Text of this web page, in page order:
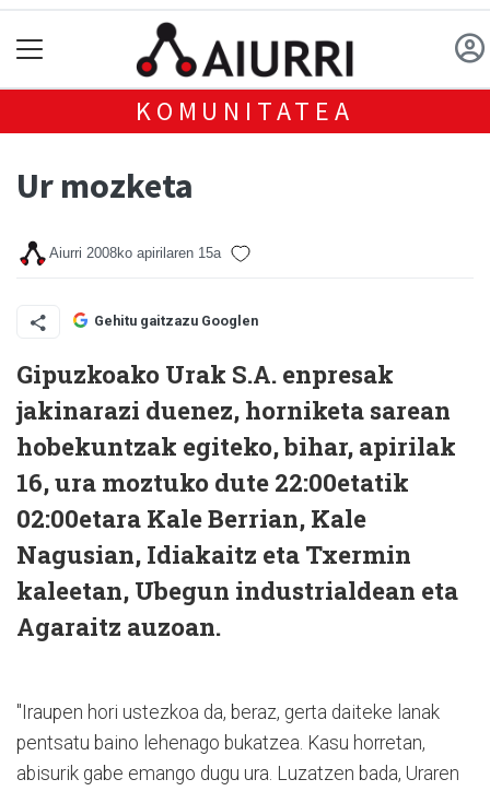
KOMUNITATEA
Ur mozketa
Aiurri 2008ko apirilaren 15a
Gehitu gaitzazu Googlen
Gipuzkoako Urak S.A. enpresak
jakinarazi duenez, horniketa sarean
hobekuntzak egiteko, bihar, apirilak
16, ura moztuko dute 22:00etatik
02:00etara Kale Berrian, Kale
Nagusian, Idiakaitz eta Txermin
kaleetan, Ubegun industrialdean eta
Agaraitz auzoan.
"Iraupen hori ustezkoa da, beraz, gerta daiteke lanak
pentsatu baino lehenago bukatzea. Kasu horretan,
abisurik gabe emango dugu ura. Luzatzen bada, Uraren